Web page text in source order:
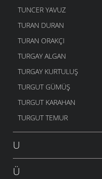
TUNCER YAVUZ
TURAN DURAN
TURAN ORAKÇI
TURGAY ALGAN
TURGAY KURTULUŞ
TURGUT GÜMÜŞ
TURGUT KARAHAN
TURGUT TEMUR
U
Ü